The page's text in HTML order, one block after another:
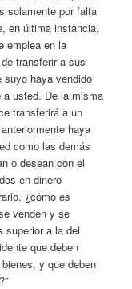
solamente por falta
en última instancia,
emplea en la
transferir a sus
suyo haya vendido
a usted. De la misma
transferirá a un
haya
como las demás
o desean con el
en dinero
¿cómo es
venden y se
superior a la del
que deben
y que deben